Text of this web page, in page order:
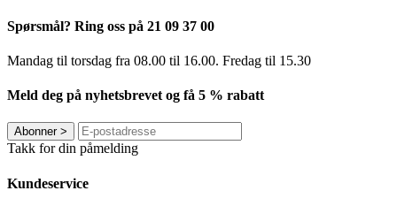
Spørsmål? Ring oss på 21 09 37 00
Mandag til torsdag ​​fra 08.00 til 16.00. Fredag til 15.30
Meld deg på nyhetsbrevet og få 5 % rabatt
Abonner>
Takk for din påmelding
Kundeservice